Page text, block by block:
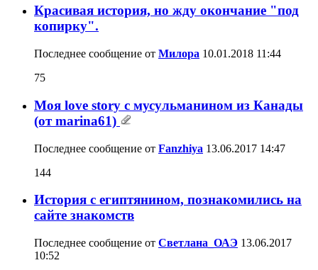
Красивая история, но жду окончание "под
копирку".
Последнее сообщение от Милора 10.01.2018 11:44
75
Моя love story с мусульманином из Канады
(от marina61)
Последнее сообщение от Fanzhiya 13.06.2017 14:47
144
История с египтянином, познакомились на
сайте знакомств
Последнее сообщение от Светлана_ОАЭ 13.06.2017
10:52